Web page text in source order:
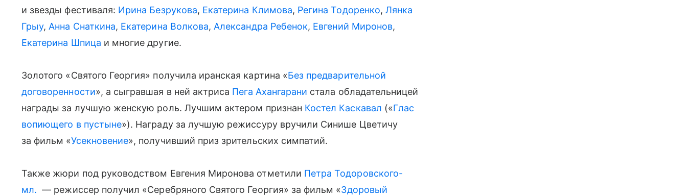
и звезды фестиваля: Ирина Безрукова, Екатерина Климова, Регина Тодоренко,Лянка
Грыу, Анна Снаткина, Екатерина Волкова, Александра Ребенок, Евгений Миронов,
Екатерина Шпица и многие другие.
Золотого «Святого Георгия» получила иранская картина «Без предварительной
договоренности», а сыгравшая в ней актриса Пега Ахангарани стала обладательницей
награды за лучшую женскую роль. Лучшим актером признан Костел Каскавал («Глас
вопиющего в пустыне»). Награду за лучшую режиссуру вручили Синише Цветичу
за фильм «Усекновение», получивший приз зрительских симпатий.
Также жюри под руководством Евгения Миронова отметили Петра Тодоровского-
мл. — режиссер получил «Серебряного Святого Георгия» за фильм «Здоровый